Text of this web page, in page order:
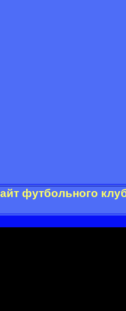
футбольного